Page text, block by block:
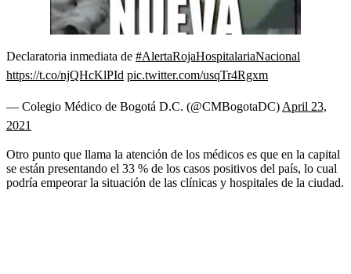
00:00
Declaratoria inmediata de #AlertaRojaHospitalariaNacional
https://t.co/njQHcKlPId pic.twitter.com/usqTr4Rgxm
— Colegio Médico de Bogotá D.C. (@CMBogotaDC) April 23,
2021
Otro punto que llama la atención de los médicos es que en la capital
se están presentando el 33 % de los casos positivos del país, lo cual
podría empeorar la situación de las clínicas y hospitales de la ciudad.